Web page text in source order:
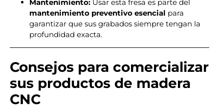
Mantenimiento: Usar esta fresa es parte del
mantenimiento preventivo esencial para
garantizar que sus grabados siempre tengan la
profundidad exacta.
Consejos para comercializar
sus productos de madera
CNC